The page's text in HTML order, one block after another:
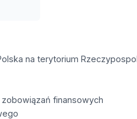
na terytorium
finansowych